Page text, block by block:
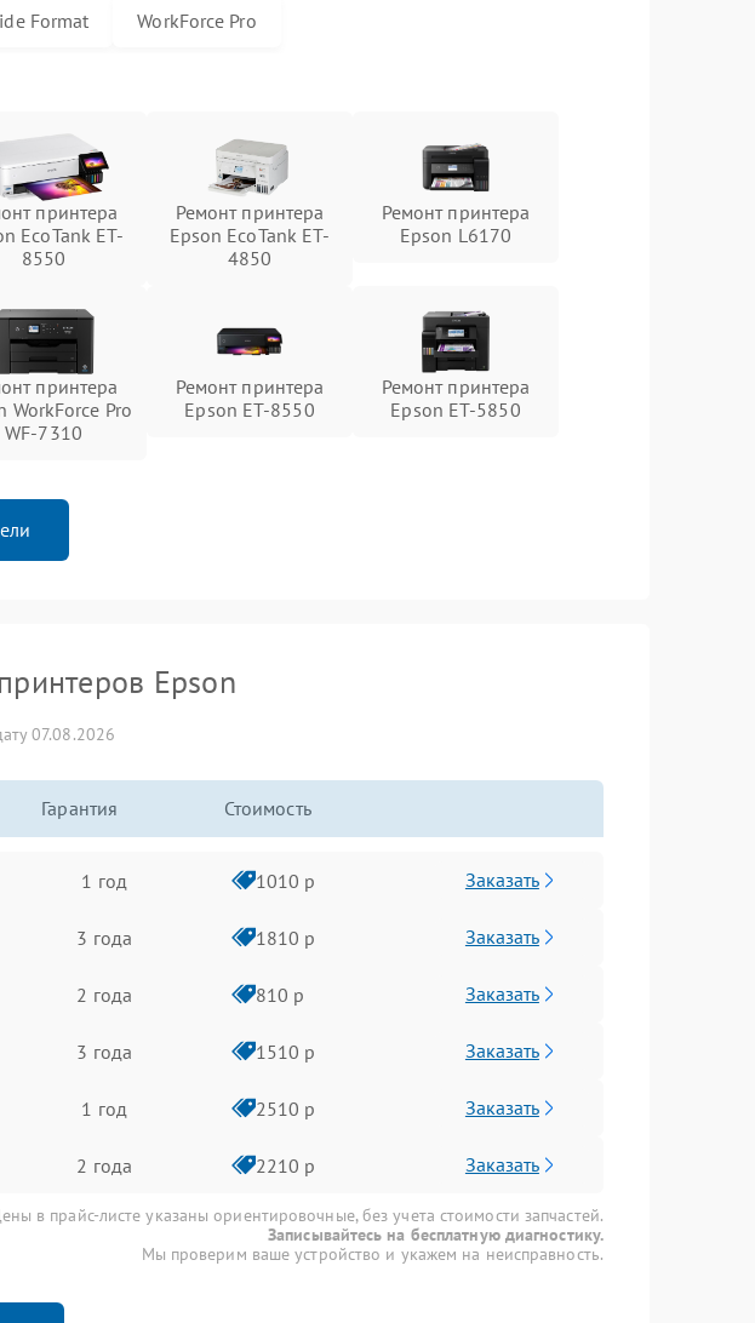
Format WorkForce Pro
принтера
EcoTank ET-
8550
Ремонт принтера
Epson EcoTank ET-
4850
Ремонт принтера
Epson L6170
принтера
WorkForce Pro
WF-7310
Ремонт принтера
Epson ET-8550
Ремонт принтера
Epson ET-5850
Epson
07.08.2026
Гарантия Стоимость
1 год 1010 р Заказать
3 года 1810 р Заказать
2 года 810 р Заказать
3 года 1510 р Заказать
1 год 2510 р Заказать
2 года 2210 р Заказать
в прайс-листе указаны ориентировочные, без учета стоимости запчастей.
Записывайтесь на бесплатную диагностику.
Мы проверим ваше устройство и укажем на неисправность.